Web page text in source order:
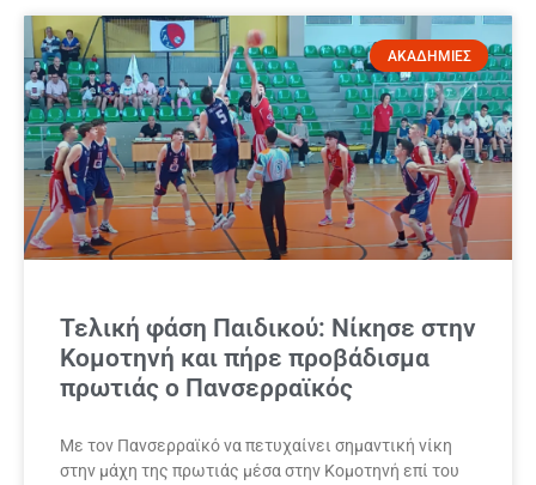
ΑΚΑΔΗΜΙΕΣ
Τελική φάση Παιδικού: Νίκησε στην
Κομοτηνή και πήρε προβάδισμα
πρωτιάς ο Πανσερραϊκός
Με τον Πανσερραϊκό να πετυχαίνει σημαντική νίκη
στην μάχη της πρωτιάς μέσα στην Κομοτηνή επί του